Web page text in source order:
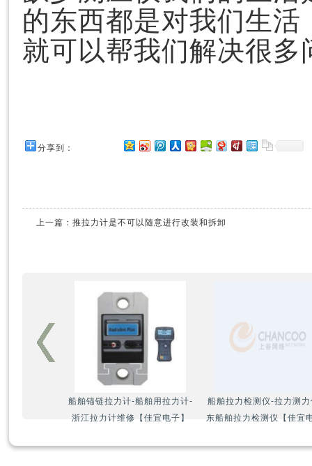
的东西都是对我们生
就可以帮我们解决很多
分享到：
上一篇： 推拉力计是不可以随意进行改装和拆卸
船舶锚链拉力计-船舶用拉力计-
浙江拉力计维修【佳宜电子】
船舶拉力检测仪-拉力测
东船舶拉力检测仪【佳宜